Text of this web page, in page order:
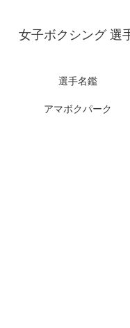
女子ボクシング
選手名鑑
アマボクパーク